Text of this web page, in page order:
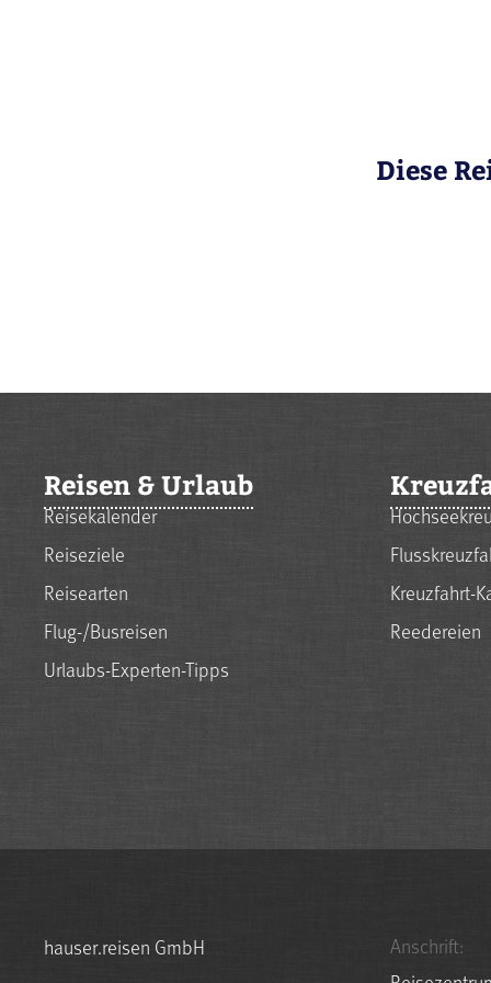
Diese
Reisen & Urlaub
Reisekalender
Reiseziele
Reisearten
Flug-/Busreisen
Urlaubs-Experten-Tipps
Kreuzfahrt-
Reedereien
hauser.reisen GmbH
Anschrift: